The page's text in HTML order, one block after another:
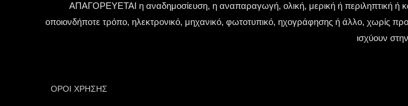
ΑΠΑΓΟΡΕΥΕΤΑΙ η αναδημοσίευση, η αναπαραγωγή, ολική, μερική ή περιληπτική ή
οποιονδήποτε τρόπο, ηλεκτρονικό, μηχανικό, φωτοτυπικό, ηχογράφησης ή άλλο, χωρίς
ισχύουν
ΟΡΟΙ ΧΡΗΣΗΣ